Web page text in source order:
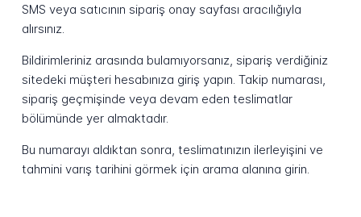
SMS veya satıcının sipariş onay sayfası aracılığıyla
alırsınız.
Bildirimleriniz arasında bulamıyorsanız, sipariş verdiğiniz
sitedeki müşteri hesabınıza giriş yapın. Takip numarası,
sipariş geçmişinde veya devam eden teslimatlar
bölümünde yer almaktadır.
Bu numarayı aldıktan sonra, teslimatınızın ilerleyişini ve
tahmini varış tarihini görmek için arama alanına girin.